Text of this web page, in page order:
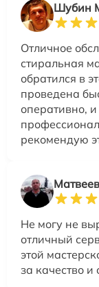
Шубин
Отличное
стиральная
обратился в
проведена
оперативно,
рекомендую
Не могу не
отличный
этой
за качество и